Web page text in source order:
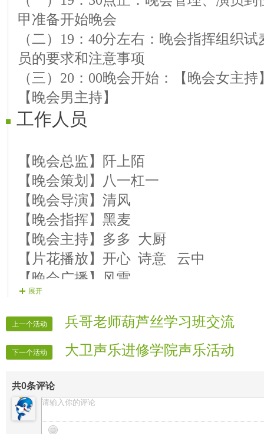
嘉宾： 海水
嘉宾:音乐走廊
【巡演演员】跳棋《女待嫁》
主宾：《 哥哥我爱你》《 一见钟情》伴
嘉宾：柴强
嘉宾:默契
【巡演演员】潇洒《网络艳阳天》
主宾：《爱情真奇妙》《
嘉宾：西城
嘉宾:小龙女
【巡演演员】独尊 《蔷薇花》
【巡演演员】璇子《火辣辣的妹妹》
主宾：《我们永远在一起》 《要要要
嘉宾：
嘉宾: 牛国长
【巡演演员】严肃《爱情真奇妙》
主宾：《得意的笑》 《火辣辣的妹妹
甲准备开始晚会
（二）19：40分左右：晚会指挥组织
员的要求和注意事项
（三）20：00晚会开始：【晚会女主
【晚会男主持】
工作人员
【晚会总监】阡上陌
【晚会策划】八一杠一
【晚会导演】清风
【晚会指挥】黑麦
【晚会主持】多多 大厨
【片花播放】开心 诗意 云中
【晚会广播】风雷
【晚会递麦】杨柳依依 岁月如歌
【晚会协调】浪子
展开
上一个活动 兵哥老师葫芦丝学习班交流
下一个活动 大卫声乐进修学院声乐活动
共0条评论